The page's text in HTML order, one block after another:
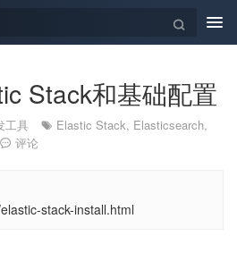
Stack和基础配置
工具 Elastic Stack, Elasticsearch,
评论
stack-install.html